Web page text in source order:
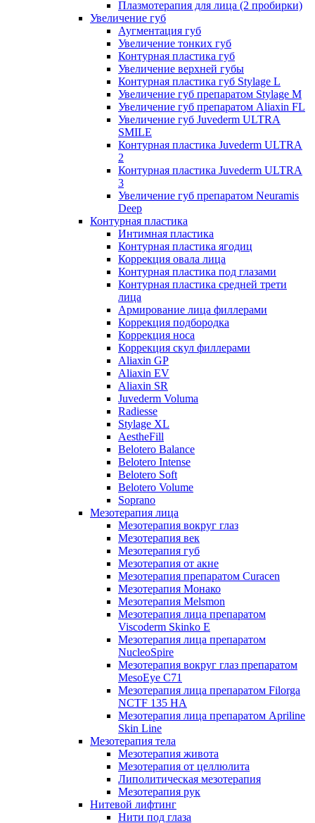
Плазмотерапия для лица (2 пробирки)
Увеличение губ
Аугментация губ
Увеличение тонких губ
Контурная пластика губ
Увеличение верхней губы
Контурная пластика губ Stylage L
Увеличение губ препаратом Stylage M
Увеличение губ препаратом Aliaxin FL
Увеличение губ Juvederm ULTRA
SMILE
Контурная пластика Juvederm ULTRA
2
Контурная пластика Juvederm ULTRA
3
Увеличение губ препаратом Neuramis
Deep
Контурная пластика
Интимная пластика
Контурная пластика ягодиц
Коррекция овала лица
Контурная пластика под глазами
Контурная пластика средней трети
лица
Армирование лица филлерами
Коррекция подбородка
Коррекция носа
Коррекция скул филлерами
Aliaxin GP
Aliaxin EV
Aliaxin SR
Juvederm Voluma
Radiesse
Stylage XL
AestheFill
Belotero Balance
Belotero Intense
Belotero Soft
Belotero Volume
Soprano
Мезотерапия лица
Мезотерапия вокруг глаз
Мезотерапия век
Мезотерапия губ
Мезотерапия от акне
Мезотерапия препаратом Curacen
Мезотерапия Монако
Мезотерапия Melsmon
Мезотерапия лица препаратом
Viscoderm Skinko E
Мезотерапия лица препаратом
NucleoSpire
Мезотерапия вокруг глаз препаратом
MesoEye С71
Мезотерапия лица препаратом Filorga
NCTF 135 HA
Мезотерапия лица препаратом Apriline
Skin Line
Мезотерапия тела
Мезотерапия живота
Мезотерапия от целлюлита
Липолитическая мезотерапия
Мезотерапия рук
Нитевой лифтинг
Нити под глаза